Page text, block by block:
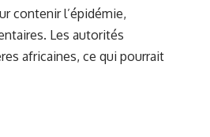
contenir l’épidémie,
Les autorités
africaines, ce qui pourrait